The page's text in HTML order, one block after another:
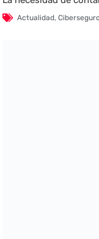
Actualidad,